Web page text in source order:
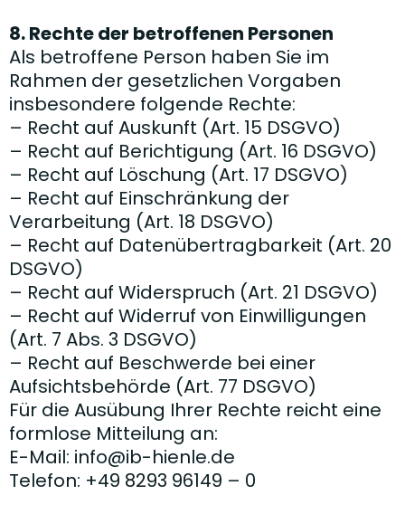
8. Rechte der betroffenen Personen
Als betroffene Person haben Sie im
Rahmen der gesetzlichen Vorgaben
insbesondere folgende Rechte:
– Recht auf Auskunft (Art. 15 DSGVO)
– Recht auf Berichtigung (Art. 16 DSGVO)
– Recht auf Löschung (Art. 17 DSGVO)
– Recht auf Einschränkung der
Verarbeitung (Art. 18 DSGVO)
– Recht auf Datenübertragbarkeit (Art. 20
DSGVO)
– Recht auf Widerspruch (Art. 21 DSGVO)
– Recht auf Widerruf von Einwilligungen
(Art. 7 Abs. 3 DSGVO)
– Recht auf Beschwerde bei einer
Aufsichtsbehörde (Art. 77 DSGVO)
Für die Ausübung Ihrer Rechte reicht eine
formlose Mitteilung an:
E-Mail: info@ib-hienle.de
Telefon: +49 8293 96149 – 0